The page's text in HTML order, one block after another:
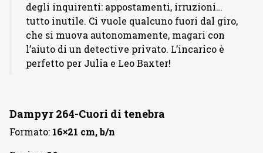
degli inquirenti: appostamenti, irruzioni…
tutto inutile. Ci vuole qualcuno fuori dal giro,
che si muova autonomamente, magari con
l’aiuto di un detective privato. L’incarico è
perfetto per Julia e Leo Baxter!
Dampyr 264-Cuori di tenebra
Formato: 16×21 cm, b/n